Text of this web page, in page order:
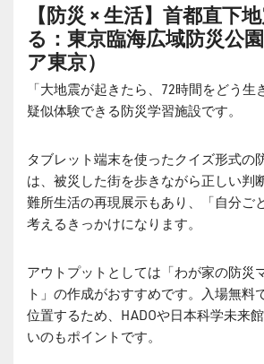
【防災 × 生活】首都直下
る：東京臨海広域防災公
ア東京）
「大地震が起きたら、72時間をどう生
疑似体験できる防災学習施設です。
タブレット端末を使ったクイズ形式の
は、被災した街を歩きながら正しい判
難所生活の再現展示もあり、「自分ご
考えるきっかけになります。
アウトプットとしては「わが家の防災
ト」の作成がおすすめです。入場無料
位置するため、HADOや日本科学未来
いのもポイントです。